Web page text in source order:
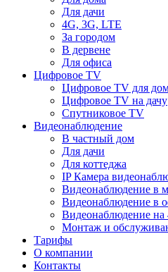
Для дачи
4G, 3G, LTE
За городом
В дервене
Для офиса
Цифровое TV
Цифровое TV для
Цифровое TV на дачу
Спутниковое TV
Видеонаблюдение
В частный дом
Для дачи
Для коттеджа
IP Камера
Видеонаблюдение в
Видеонаблюдение в
Видеонаблюдение на
Монтаж и
Тарифы
О компании
Контакты